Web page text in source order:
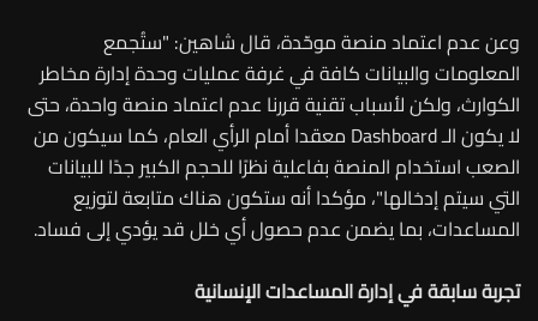
وعن عدم اعتماد منصة موحّدة، قال شاهين: "ستُجمع
المعلومات والبيانات كافة في غرفة عمليات وحدة إدارة مخاطر
الكوارث، ولكن لأسباب تقنية قررنا عدم اعتماد منصة واحدة، حتى
لا يكون الـ Dashboard معقدا أمام الرأي العام، كما سيكون من
الصعب استخدام المنصة بفاعلية نظرًا للحجم الكبير جدًا للبيانات
التي سيتم إدخالها"، مؤكدا أنه ستكون هناك متابعة لتوزيع
المساعدات، بما يضمن عدم حصول أي خلل قد يؤدي إلى فساد.
تجربة سابقة في إدارة المساعدات الإنسانية